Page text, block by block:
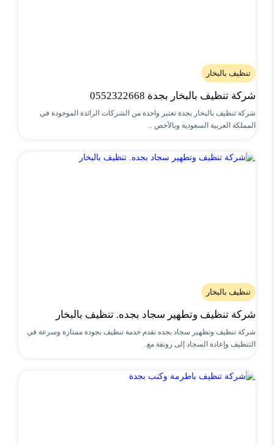
تنظيف بالبخار
شركة تنظيف بالبخار بجدة 0552322668
شركة تنظيف بالبخار بجدة تعتبر واحدة من الشركات الرائدة الموجودة في
المملكة العربية السعودية وبالأخص ..
تنظيف بالبخار
شركة تنظيف وتطهير سجاد بجده. تنظيف بالبخار
شركة تنظيف وتطهير سجاد بجده نقدم خدمة تنظيف بجودة ممتازة وسرعة في
التنظيف وإعادة السجاد إلى رونقة مع..